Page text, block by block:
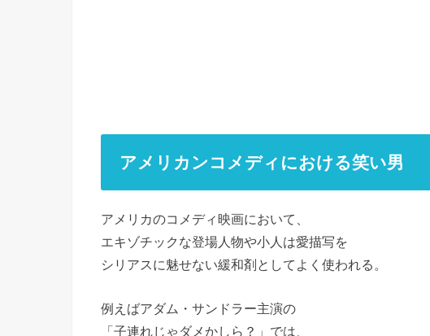
アメリカンコメディにおける笑い男
アメリカのコメディ映画において、
エキゾチックな登場人物や小人は愛描写を
シリアスに魅せない緩和剤としてよく使われる。
例えばアダム・サンドラー主演の
「子連れじゃダメかしら？」では、